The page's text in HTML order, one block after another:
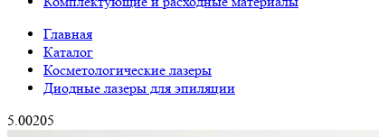
Главная
Каталог
Косметологические лазеры
Диодные лазеры для эпиляции
5.00205